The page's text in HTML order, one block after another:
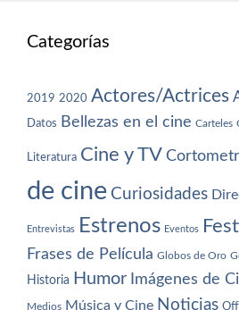
Categorías
2019 2020 Actores/Actrices
Datos Bellezas en el cine Carteles
Literatura Cine y TV
de cine Curiosidades
Entrevistas Estrenos Eventos
Frases de Película Globos de Oro
Historia Humor Imágenes de
Medios Música y Cine Noticias